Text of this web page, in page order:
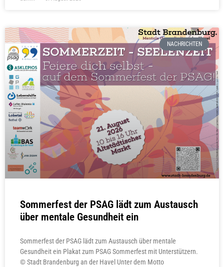
NACHRICHTEN
Sommerfest der PSAG lädt zum Austausch
über mentale Gesundheit ein
Sommerfest der PSAG lädt zum Austausch über mentale
Gesundheit ein Plakat zum PSAG Sommerfest mit Unterstützern.
© Stadt Brandenburg an der Havel Unter dem Motto